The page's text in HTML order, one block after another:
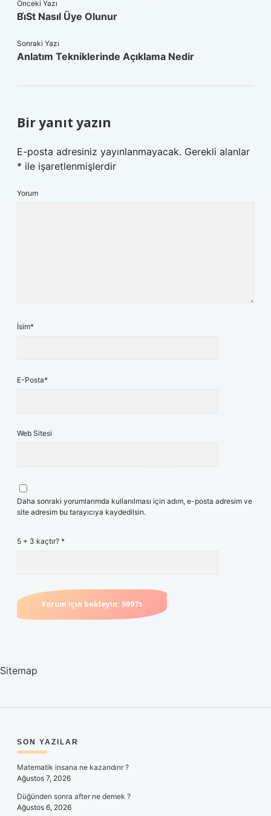
Önceki Yazı
Bi̇St Nasıl Üye Olunur
Sonraki Yazı
Anlatım Tekniklerinde Açıklama Nedir
Bir yanıt yazın
E-posta adresiniz yayınlanmayacak. Gerekli alanlar
* ile işaretlenmişlerdir
Yorum
İsim*
E-Posta*
Web Sitesi
Daha sonraki yorumlarımda kullanılması için adım, e-posta adresim ve
site adresim bu tarayıcıya kaydedilsin.
5 + 3 kaçtır? *
Sitemap
SIDEBAR
SON YAZILAR
Matematik insana ne kazandırır ?
Ağustos 7, 2026
Düğünden sonra after ne demek ?
Ağustos 6, 2026